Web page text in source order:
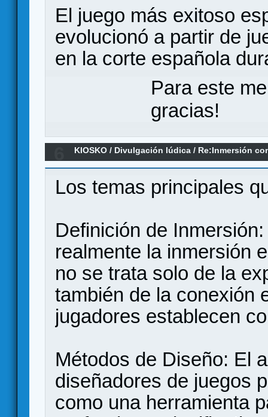
El juego más exitoso
evolucionó a partir de
en la corte española
Para este
gracias!
KIOSKO / Divulgación lúdica / Re:Inmersión
Los temas principales
Definición de
realmente la inmersión
no se trata solo de la
también de la conexión
jugadores establecen
Métodos de Diseño: El
diseñadores de juegos
como una herramienta